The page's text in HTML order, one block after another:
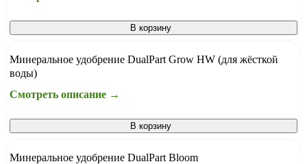
В корзину
Минеральное удобрение DualPart Grow HW (для жёсткой
воды)
Смотреть описание →
В корзину
Минеральное удобрение DualPart Bloom